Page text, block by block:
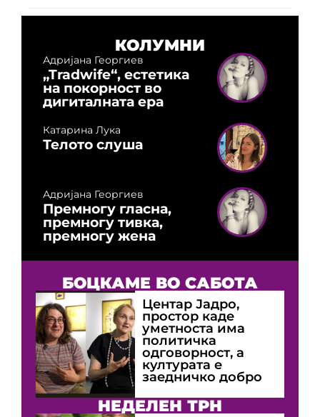
КОЛУМНИ
Адријана Георгиев
„Tradwife“, естетика
на покорност во
дигиталната ера
Катарина Лука
Телото слуша
Адријана Георгиев
Премногу гласна,
премногу тивка,
премногу жена
БОЦКАМЕ ВО САБОТА
Центар Јадро,
простор каде
уметноста има
политичка
одговорност, а
културата е
заедничко добро
НЕДЕЛЕН ТРН